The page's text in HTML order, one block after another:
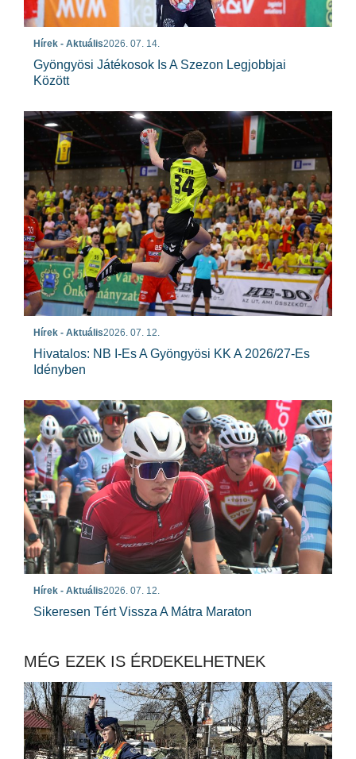
Hírek - Aktuális2026. 07. 14.
Gyöngyösi Játékosok Is A Szezon Legjobbjai
Között
Hírek - Aktuális2026. 07. 12.
Hivatalos: NB I-Es A Gyöngyösi KK A 2026/27-Es
Idényben
Hírek - Aktuális2026. 07. 12.
Sikeresen Tért Vissza A Mátra Maraton
MÉG EZEK IS ÉRDEKELHETNEK